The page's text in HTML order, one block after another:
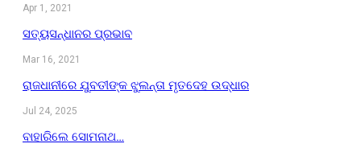
Apr 1, 2021
ସତ୍ୟସନ୍ଧାନର ପ୍ରଭାବ
Mar 16, 2021
ରାଜଧାନୀରେ ଯୁବତୀଙ୍କ ଝୁଲନ୍ତା ମୃତଦେହ ଉଦ୍ଧାର
Jul 24, 2025
ବାହାରିଲେ ସୋମନାଥ…